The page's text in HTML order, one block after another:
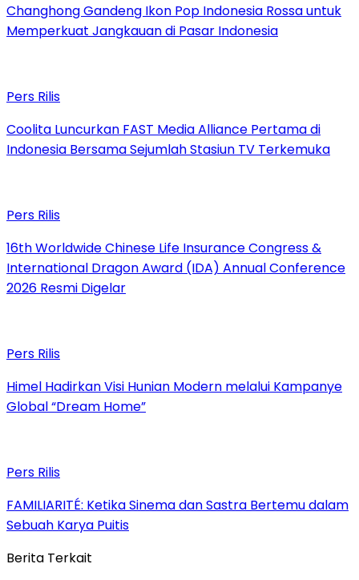
Changhong Gandeng Ikon Pop Indonesia Rossa untuk
Memperkuat Jangkauan di Pasar Indonesia
Pers Rilis
Coolita Luncurkan FAST Media Alliance Pertama di
Indonesia Bersama Sejumlah Stasiun TV Terkemuka
Pers Rilis
16th Worldwide Chinese Life Insurance Congress &
International Dragon Award (IDA) Annual Conference
2026 Resmi Digelar
Pers Rilis
Himel Hadirkan Visi Hunian Modern melalui Kampanye
Global “Dream Home”
Pers Rilis
FAMILIARITÉ: Ketika Sinema dan Sastra Bertemu dalam
Sebuah Karya Puitis
Berita Terkait